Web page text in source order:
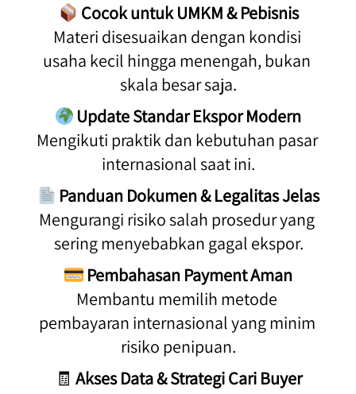
Cocok untuk UMKM & Pebisnis
Materi disesuaikan dengan kondisi
usaha kecil hingga menengah, bukan
skala besar saja.
Update Standar Ekspor Modern
Mengikuti praktik dan kebutuhan pasar
internasional saat ini.
Panduan Dokumen & Legalitas Jelas
Mengurangi risiko salah prosedur yang
sering menyebabkan gagal ekspor.
Pembahasan Payment Aman
Membantu memilih metode
pembayaran internasional yang minim
risiko penipuan.
🧾 Akses Data & Strategi Cari Buyer